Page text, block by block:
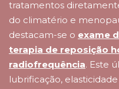
tratamentos
do climatério e
destacam-se o exame
terapia de reposição
radiofrequência. Este
lubrificação,